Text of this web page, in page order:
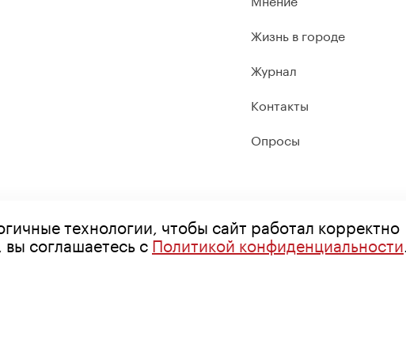
Жизнь в городе
Журнал
Контакты
Опросы
технологии, чтобы сайт работал корректно
соглашаетесь сПолитикой конфиденциальности